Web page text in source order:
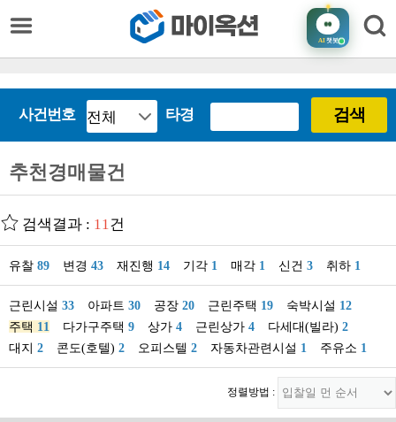
AI챗봇
사건번호 타경 검색
추천경매물건
검색결과 : 11건
유찰 89 변경 43 재진행 14 기각 1 매각 1 신건 3 취하 1
근린시설 33 아파트 30 공장 20 근린주택 19 숙박시설 12
주택 11 다가구주택 9 상가 4 근린상가 4 다세대(빌라) 2
대지 2 콘도(호텔) 2 오피스텔 2 자동차관련시설 1 주유소 1
정렬방법 :